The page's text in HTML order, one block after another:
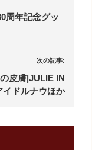
周年記念グッ
次の記事:
皮膚|JULIE IN
ドルナウほか